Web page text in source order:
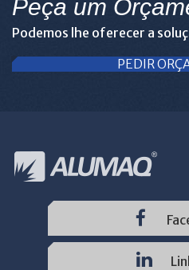
Peça um
Podemos lhe oferecer a
PEDIR